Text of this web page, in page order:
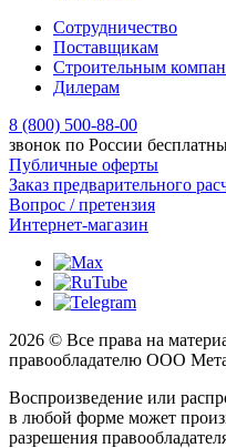
Сотрудничество
Поставщикам
Строительным
Дилерам
8 (800) 500-88-00
звонок по России
Публичные оферты
Заказ предварительного
Вопрос / претензия
Интернет-магазин
2026 © Все права на
правообладателю ООО
Воспроизведение или
в любой форме может
разрешения